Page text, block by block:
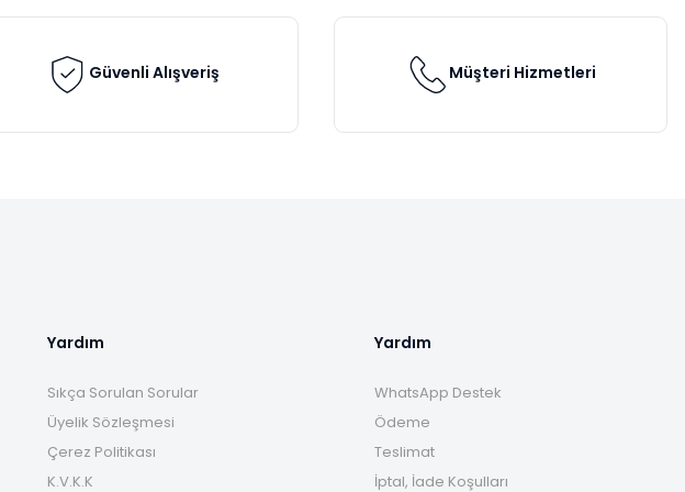
Güvenli Alışveriş Müşteri Hizmetleri
Yardım
Sıkça Sorulan Sorular
Üyelik Sözleşmesi
Çerez Politikası
K.V.K.K
Yardım
WhatsApp Destek
Ödeme
Teslimat
İptal, İade Koşulları